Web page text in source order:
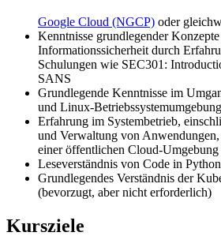
Google Cloud (NGCP) oder
Kenntnisse grundlegender
Informationssicherheit durch
Schulungen wie SEC301:
SANS
Grundlegende Kenntnisse im
und Linux-
Erfahrung im Systembetrieb,
und Verwaltung von
einer öffentlichen Cloud-Umgebung
Leseverständnis von Code in
Grundlegendes Verständnis der
(bevorzugt, aber nicht erforderlich)
Kursziele